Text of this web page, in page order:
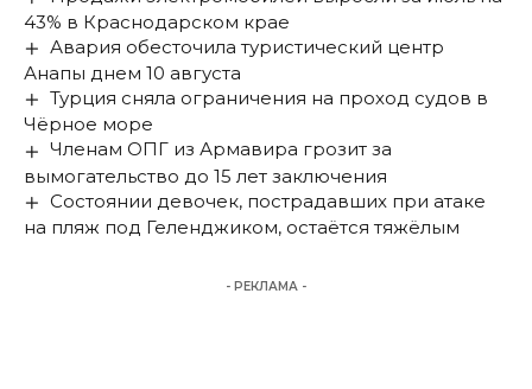
43% в Краснодарском крае
Авария обесточила туристический центр
Анапы днем 10 августа
Турция сняла ограничения на проход судов в
Чёрное море
Членам ОПГ из Армавира грозит за
вымогательство до 15 лет заключения
Состоянии девочек, пострадавших при атаке
на пляж под Геленджиком, остаётся тяжёлым
- РЕКЛАМА -